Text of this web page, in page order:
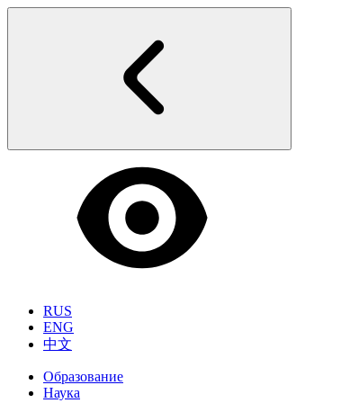
RUS
ENG
中文
Образование
Наука